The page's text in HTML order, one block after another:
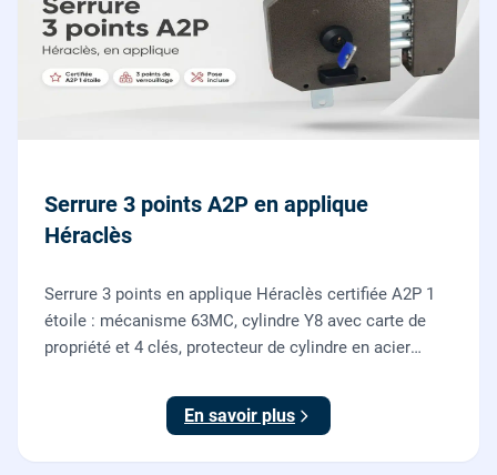
Serrure 3 points A2P en applique
Héraclès
Serrure 3 points en applique Héraclès certifiée A2P 1
étoile : mécanisme 63MC, cylindre Y8 avec carte de
propriété et 4 clés, protecteur de cylindre en acier
renforcer une porte d'entrée existante.
En savoir plus